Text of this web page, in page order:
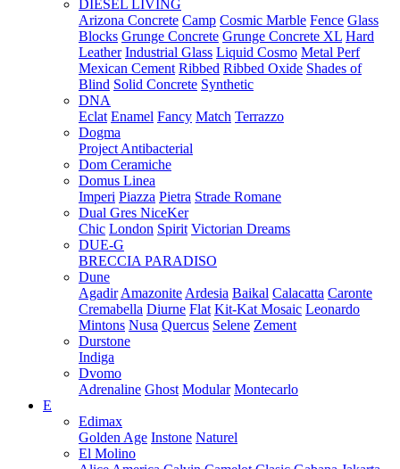
DIESEL LIVING
Arizona Concrete Camp Cosmic Marble Fence Glass
Blocks Grunge Concrete Grunge Concrete XL Hard
Leather Industrial Glass Liquid Cosmo Metal Perf
Mexican Cement Ribbed Ribbed Oxide Shades of
Blind Solid Concrete Synthetic
DNA
Eclat Enamel Fancy Match Terrazzo
Dogma
Project Antibacterial
Dom Ceramiche
Domus Linea
Imperi Piazza Pietra Strade Romane
Dual Gres NiceKer
Chic London Spirit Victorian Dreams
DUE-G
BRECCIA PARADISO
Dune
Agadir Amazonite Ardesia Baikal Calacatta Caronte
Cremabella Diurne Flat Kit-Kat Mosaic Leonardo
Mintons Nusa Quercus Selene Zement
Durstone
Indiga
Dvomo
Adrenaline Ghost Modular Montecarlo
E
Edimax
Golden Age Instone Naturel
El Molino